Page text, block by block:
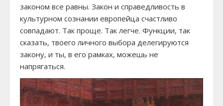
законом все равны. Закон и справедливость в
культурном сознании европейца счастливо
совпадают. Так проще. Так легче. Функции, так
сказать, твоего личного выбора делегируются
закону, и ты, в его рамках, можешь не
напрягаться.